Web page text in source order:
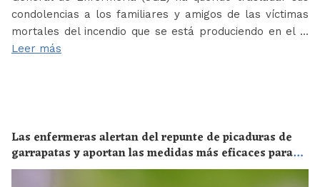
condolencias a los familiares y amigos de las víctimas
mortales del incendio que se está produciendo en el …
Leer más
Las enfermeras alertan del repunte de picaduras de
garrapatas y aportan las medidas más eficaces para
evitar las enfermedades derivadas